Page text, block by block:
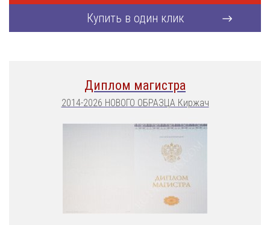
Купить в один клик
Диплом магистра
2014-2026 НОВОГО ОБРАЗЦА Киржач